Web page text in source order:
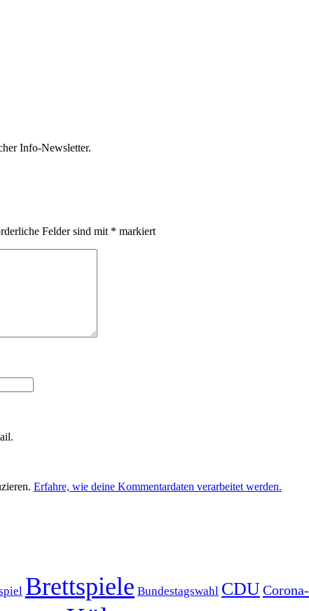
Info-Newsletter.
Felder sind mit * markiert
Erfahre, wie deine Kommentardaten verarbeitet werden.
Brettspiele Bundestagswahl CDUCorona-